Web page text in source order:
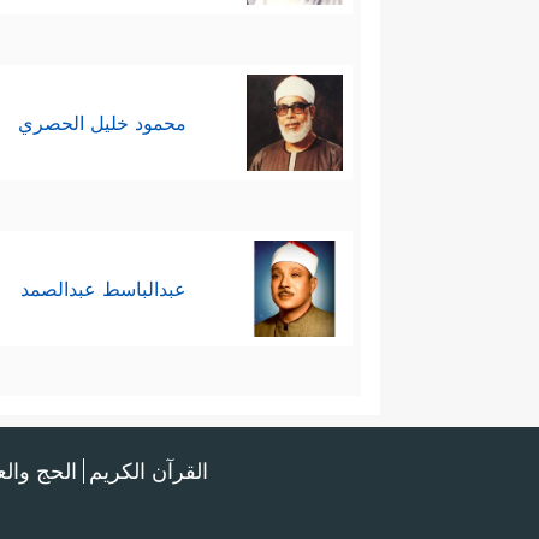
محمود خليل الحصري
عبدالباسط عبدالصمد
القرآن الكريم الحج